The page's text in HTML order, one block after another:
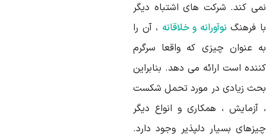
کند. شرکت های اشتباه دیگر
فرهنگنوآورانه و خلاقانه، آن را
عنوان چیزی که واقعا سرگرم
است ارائه می دهد. بنابراین
زیادی در مورد تحمل شکست
آزمایش ، همکاری و انواع دیگر
بسیار دلپذیر وجود دارد.